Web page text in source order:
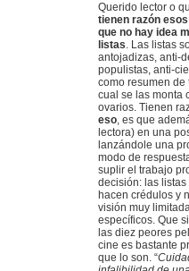
Querido lector o
tienen razón
que no hay idea
listas. Las listas
antojadizas, anti-
populistas, anti-
como resumen de
cual se las monta
ovarios. Tienen
eso, es que
lectora) en una
lanzándole una
modo de
suplir el trabajo
decisión: las
hacen crédulos y
visión muy
específicos. Que
las diez peores
cine es bastante
que lo son. “